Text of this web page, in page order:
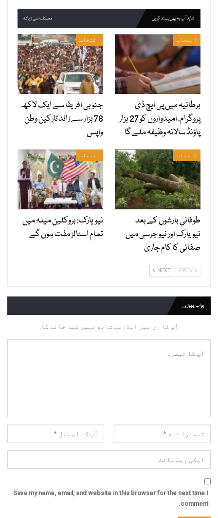
شاید آپ یہ بھی پسند کریں مصنف سے زیادہ
انتخاب
برطانیہ میں پی ایچ ڈی
پروگرام، امیدواروں کو 27 ہزار
پاؤنڈ سالانہ وظیفہ ملے گا
انتخاب
جنوبی افریقا سے ایک لاکھ
78 ہزار سے زائد تارکین وطن
واپس
انتخاب
طوفانی بارشوں کے بعد
نیویارک اور نیو جرسی میں
صفائی کا کام جاری
انتخاب
نیویارک: بروکلین میلہ میں
تمام اسٹالز مفت ہوں گے
NEXT
جواب چھوڑیں
آپ کا ای میل ایڈریس شائع نہیں کیا جائے گا.
Save my name, email, and website in this browser for the next time I
comment.